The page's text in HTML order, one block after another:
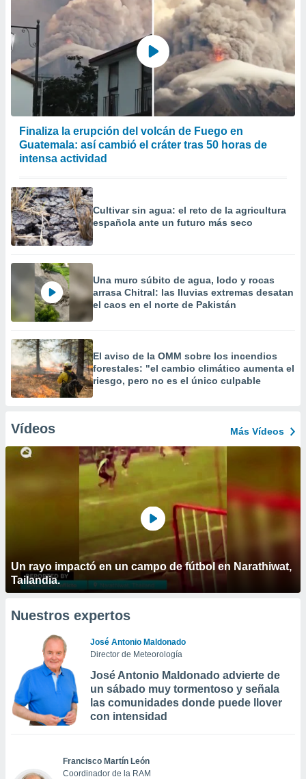
Finaliza la erupción del volcán de Fuego en
Guatemala: así cambió el cráter tras 50 horas de
intensa actividad
Cultivar sin agua: el reto de la agricultura
española ante un futuro más seco
Una muro súbito de agua, lodo y rocas
arrasa Chitral: las lluvias extremas desatan
el caos en el norte de Pakistán
El aviso de la OMM sobre los incendios
forestales: "el cambio climático aumenta el
riesgo, pero no es el único culpable
Vídeos Más Vídeos
Un rayo impactó en un campo de fútbol en Narathiwat,
Tailandia.
Nuestros expertos
José Antonio Maldonado
Director de Meteorología
José Antonio Maldonado advierte de
un sábado muy tormentoso y señala
las comunidades donde puede llover
con intensidad
Francisco Martín León
Coordinador de la RAM